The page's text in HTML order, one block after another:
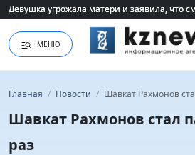
Девушка угрожала матери и заявила, что
Девушка угрожала матери и заявила, что
МЕНЮ
Главная / Новости / Шавкат Рахмонов
Шавкат Рахмонов стал
раз